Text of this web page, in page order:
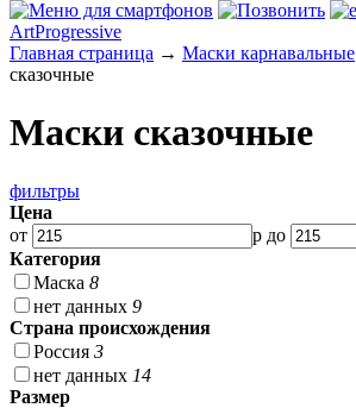
ArtProgressive
Главная страница → Маски карнавальные
сказочные
Маски сказочные
фильтры
Цена
от
р до
Категория
Маска 8
нет данных 9
Страна происхождения
Россия 3
нет данных 14
Размер